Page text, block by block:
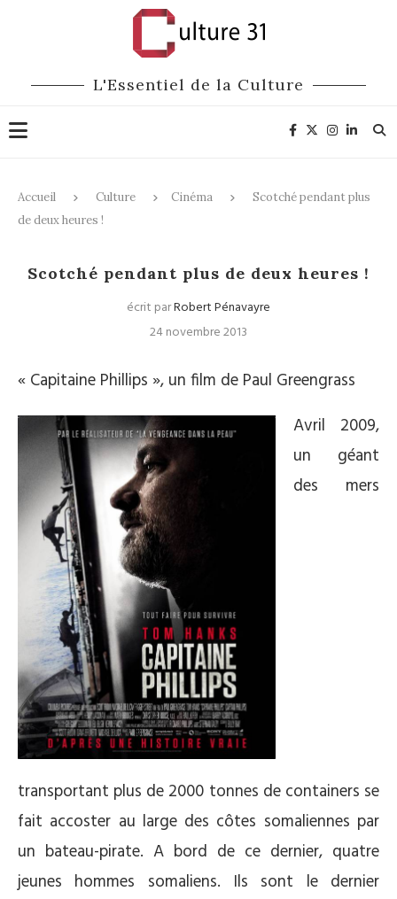
L'Essentiel de la Culture
Accueil Culture Cinéma
Scotché pendant plus
de deux heures !
Scotché pendant plus de deux heures !
écrit parRobert Pénavayre
24 novembre 2013
« Capitaine Phillips », un film de Paul Greengrass
Avril 2009,
un géant
des mers
transportant plus de 2000 tonnes de containers se
fait accoster au large des côtes somaliennes par
un bateau-pirate. A bord de ce dernier, quatre
jeunes hommes somaliens. Ils sont le dernier